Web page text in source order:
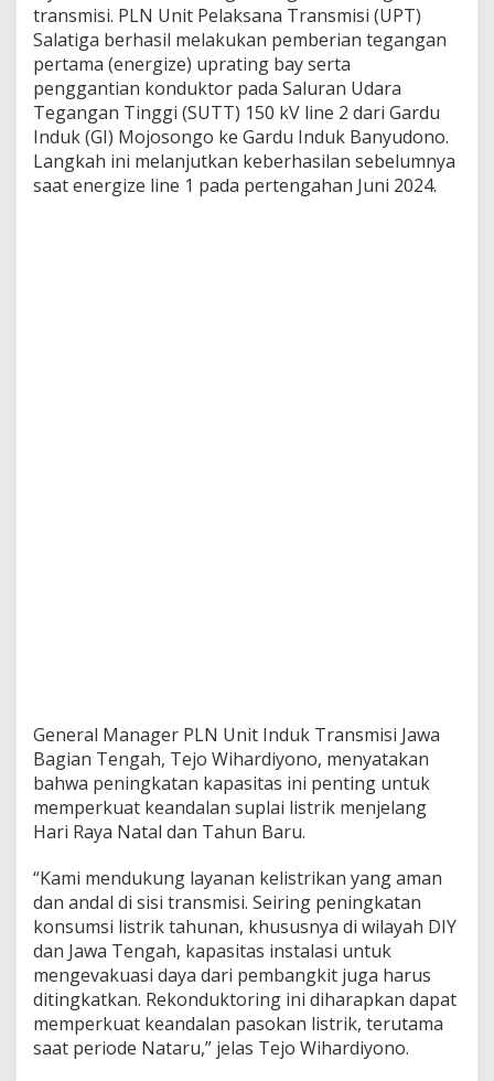
a
n
R
e
k
o
n
d
u
d
a
n
T
a
h
n
B
a
r
u
transmisi. PLN Unit Pelaksana Transmisi (UPT)
Salatiga berhasil melakukan pemberian tegangan
pertama (energize) uprating bay serta
penggantian konduktor pada Saluran Udara
Tegangan Tinggi (SUTT) 150 kV line 2 dari Gardu
Induk (GI) Mojosongo ke Gardu Induk Banyudono.
Langkah ini melanjutkan keberhasilan sebelumnya
saat energize line 1 pada pertengahan Juni 2024.
General Manager PLN Unit Induk Transmisi Jawa
Bagian Tengah, Tejo Wihardiyono, menyatakan
bahwa peningkatan kapasitas ini penting untuk
memperkuat keandalan suplai listrik menjelang
Hari Raya Natal dan Tahun Baru.
“Kami mendukung layanan kelistrikan yang aman
dan andal di sisi transmisi. Seiring peningkatan
konsumsi listrik tahunan, khususnya di wilayah DIY
dan Jawa Tengah, kapasitas instalasi untuk
mengevakuasi daya dari pembangkit juga harus
ditingkatkan. Rekonduktoring ini diharapkan dapat
memperkuat keandalan pasokan listrik, terutama
saat periode Nataru,” jelas Tejo Wihardiyono.